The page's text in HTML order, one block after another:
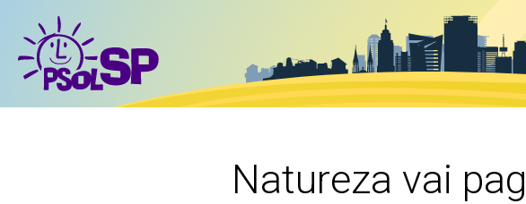
Natureza vai